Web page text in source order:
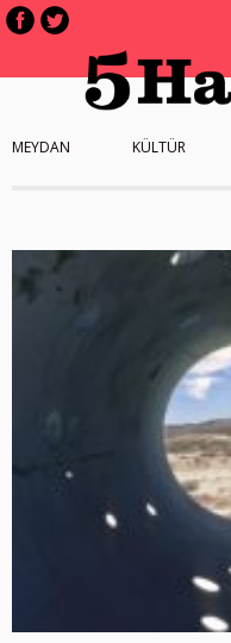
MEYDAN KÜLTÜR